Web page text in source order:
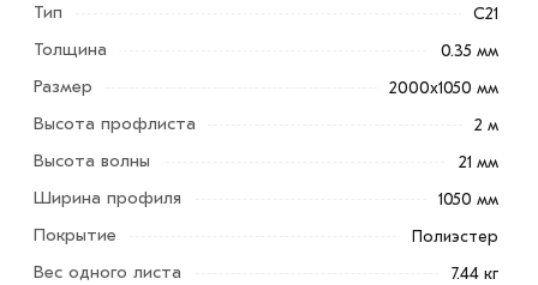
строений.
долговечность
простота монтажа
удобство транспортировки и хранения
Тип С21
Толщина 0.35 мм
Размер 2000х1050 мм
Высота профлиста 2 м
Высота волны 21 мм
Ширина профиля 1050 мм
Покрытие Полиэстер
Вес одного листа 7.44 кг